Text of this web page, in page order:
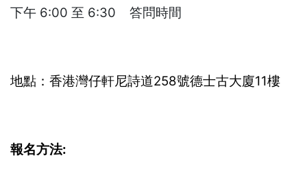
下午 6:00 至 6:30 答問時間
地點：香港灣仔軒尼詩道258號德士古大廈11樓
報名方法: